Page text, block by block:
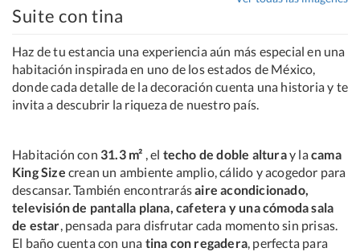
Suite con tina
Haz de tu estancia una experiencia aún más especial en una
habitación inspirada en uno de los estados de México,
donde cada detalle de la decoración cuenta una historia y te
invita a descubrir la riqueza de nuestro país.
Habitación con 31.3 m² , el techo de doble alturay lacama
King Size crean un ambiente amplio, cálido y acogedor para
descansar. También encontrarásaire acondicionado,
televisión de pantalla plana, cafetera y una cómoda sala
de estar, pensada para disfrutar cada momento sin prisas.
El baño cuenta con una tina con regadera, perfecta para